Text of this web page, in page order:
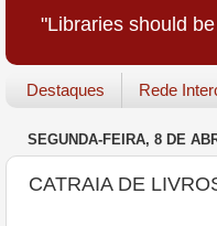
"Libraries should
Destaques Rede
SEGUNDA-FEIRA, 8 DE
CATRAIA DE